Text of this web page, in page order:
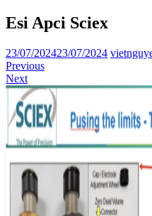
Esi Apci Sciex
23/07/202423/07/2024
Previous
Next